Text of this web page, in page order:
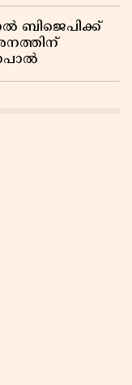
ബിജെപിക്ക്